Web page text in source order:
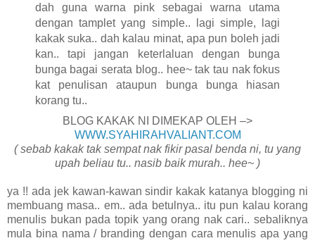
dah guna warna pink sebagai warna utama
dengan tamplet yang simple.. lagi simple, lagi
kakak suka.. dah kalau minat, apa pun boleh jadi
kan.. tapi jangan keterlaluan dengan bunga
bunga bagai serata blog.. hee~ tak tau nak fokus
kat penulisan ataupun bunga bunga hiasan
korang tu..
BLOG KAKAK NI DIMEKAP OLEH –>
WWW.SYAHIRAHVALIANT.COM
( sebab kakak tak sempat nak fikir pasal benda ni, tu yang
upah beliau tu.. nasib baik murah.. hee~ )
ya !! ada jek kawan-kawan sindir kakak katanya blogging ni
membuang masa.. em.. ada betulnya.. itu pun kalau korang
menulis bukan pada topik yang orang nak cari.. sebaliknya
mula bina nama / branding dengan cara menulis apa yang